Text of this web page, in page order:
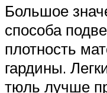
Большое
способа
плотность
гардины.
тюль лучше